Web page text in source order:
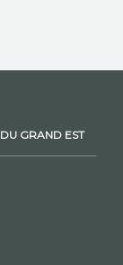
GRAND EST